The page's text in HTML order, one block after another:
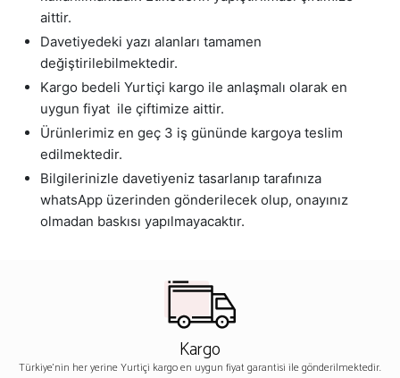
aittir.
Davetiyedeki yazı alanları tamamen
değiştirilebilmektedir.
Kargo bedeli Yurtiçi kargo ile anlaşmalı olarak en
uygun fiyat ile çiftimize aittir.
Ürünlerimiz en geç 3 iş gününde kargoya teslim
edilmektedir.
Bilgilerinizle davetiyeniz tasarlanıp tarafınıza
whatsApp üzerinden gönderilecek olup, onayınız
olmadan baskısı yapılmayacaktır.
Kargo
Türkiye'nin her yerine Yurtiçi kargo en uygun fiyat garantisi ile gönderilmektedir.